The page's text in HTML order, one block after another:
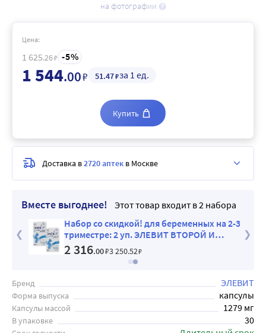
на фотографии
Вместе выгоднее!
Этот товар входит в 2 набора
Набор со скидкой! для беременных на 2-3
триместре: 2 уп. ЭЛЕВИТ ВТОРОЙ И
ТРЕТИЙ ТРИМЕСТР №30
2 316.00₽3 250.52₽
Бренд ЭЛЕВИТ
Форма выпуска капсулы
Капсулы массой 1279 мг
В упаковке 30
Цена:
1 625.26₽ 5
1 544.00₽ 51.47₽за 1 ед.
Купить
Доставка в2720 аптек в Москве